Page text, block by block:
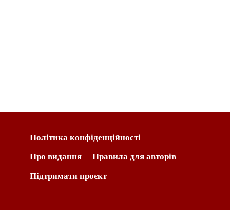
Політика конфіденційності
Про видання
Правила для авторів
Підтримати проєкт